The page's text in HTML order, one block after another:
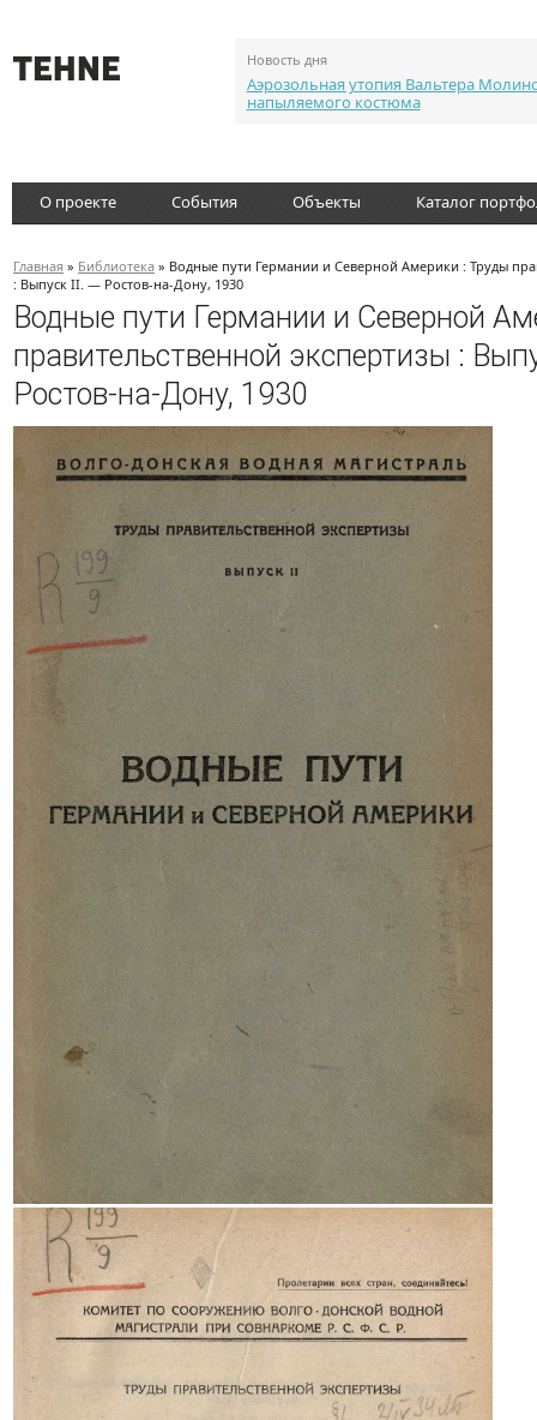
Новость дня
Аэрозольная утопия Вальтера
напыляемого костюма
О проекте События Объекты Каталог
Главная » Библиотека » Водные пути Германии и Северной Америки : Труды
: Выпуск ІІ. — Ростов-на-Дону, 1930
Водные пути Германии и Северной
правительственной экспертизы :
Ростов-на-Дону, 1930